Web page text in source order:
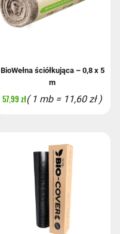
BioWełna ściółkująca – 0,8 x 5
m
57,99 zł( 1 mb = 11,60 zł )